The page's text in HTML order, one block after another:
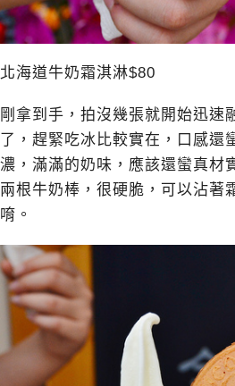
北海道牛奶霜淇淋$80
剛拿到手，拍沒幾張就開始迅速
了，趕緊吃冰比較實在，口感還
濃，滿滿的奶味，應該還蠻真材
兩根牛奶棒，很硬脆，可以沾著
唷。